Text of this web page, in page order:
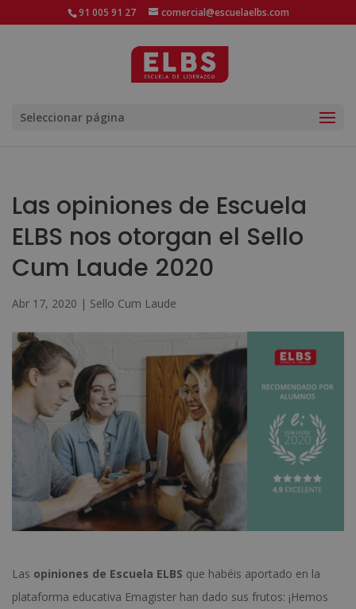
91 005 91 27 comercial@escuelaelbs.com
Seleccionar página
Las opiniones de Escuela
ELBS nos otorgan el Sello
Cum Laude 2020
Abr 17, 2020 | Sello Cum Laude
Las opiniones de Escuela ELBS que habéis aportado en la
plataforma educativa Emagister han dado sus frutos: ¡Hemos